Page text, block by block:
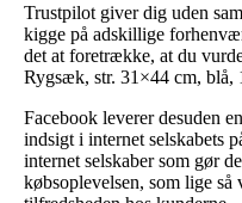
Trustpilot giver dig uden
kigge på adskillige
det at foretrække, at du
Rygsæk, str. 31×44 cm, blå,
Facebook leverer desuden
indsigt i internet selskabets
internet selskaber som gør
købsoplevelsen, som lige så